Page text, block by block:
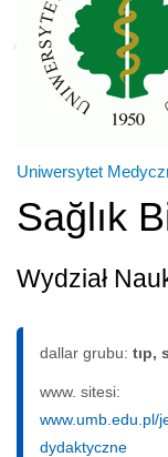
Uniwersytet
Sağlık
Wydział
dallar grubu: tıp,
www. sitesi:
www.umb.edu.pl/
dydaktyczne